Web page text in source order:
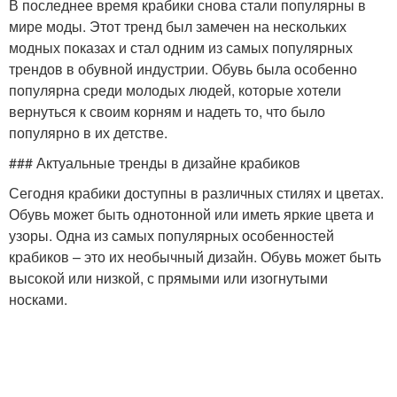
В последнее время крабики снова стали популярны в
мире моды. Этот тренд был замечен на нескольких
модных показах и стал одним из самых популярных
трендов в обувной индустрии. Обувь была особенно
популярна среди молодых людей, которые хотели
вернуться к своим корням и надеть то, что было
популярно в их детстве.
### Актуальные тренды в дизайне крабиков
Сегодня крабики доступны в различных стилях и цветах.
Обувь может быть однотонной или иметь яркие цвета и
узоры. Одна из самых популярных особенностей
крабиков – это их необычный дизайн. Обувь может быть
высокой или низкой, с прямыми или изогнутыми
носками.